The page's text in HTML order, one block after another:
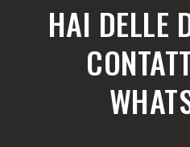
HAI DELLE